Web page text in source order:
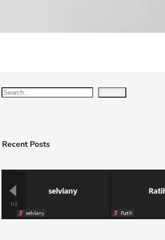
Recent Posts
Selenggarakan Webinars Series #1:
Public Speaking for Beginner